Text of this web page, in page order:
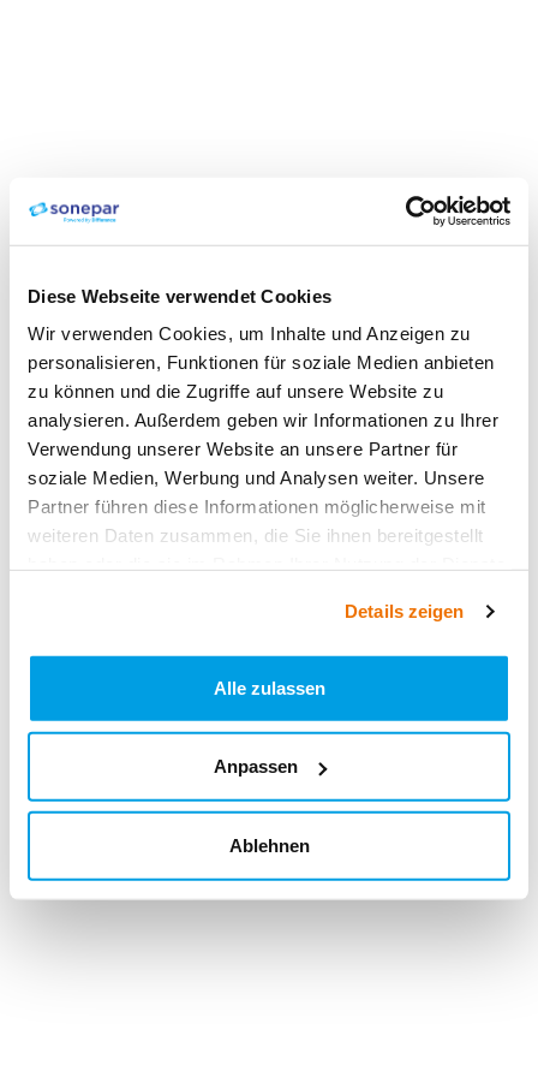
Diese Webseite verwendet Cookies
Wir verwenden Cookies, um Inhalte und Anzeigen zu
personalisieren, Funktionen für soziale Medien anbieten
zu können und die Zugriffe auf unsere Website zu
analysieren. Außerdem geben wir Informationen zu Ihrer
Verwendung unserer Website an unsere Partner für
soziale Medien, Werbung und Analysen weiter. Unsere
Partner führen diese Informationen möglicherweise mit
weiteren Daten zusammen, die Sie ihnen bereitgestellt
Details zeigen
Alle zulassen
Anpassen
Ablehnen